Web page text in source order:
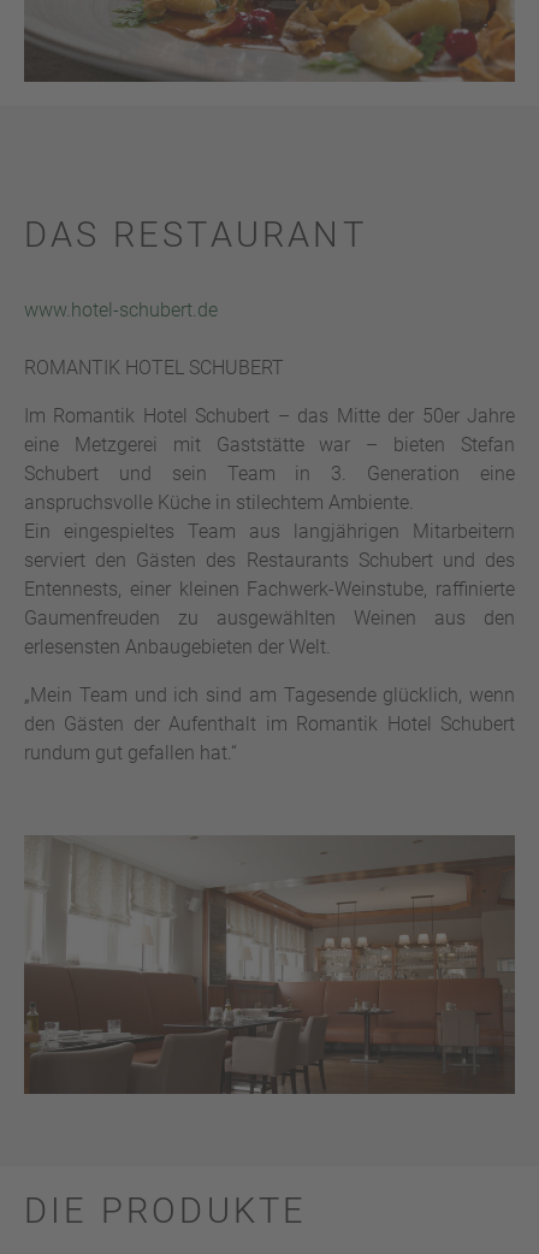
DAS RESTAURANT
www.hotel-schubert.de
ROMANTIK HOTEL SCHUBERT
Im Romantik Hotel Schubert – das Mitte der 50er Jahre
eine Metzgerei mit Gaststätte war – bieten Stefan
Schubert und sein Team in 3. Generation eine
anspruchsvolle Küche in stilechtem Ambiente.
Ein eingespieltes Team aus langjährigen Mitarbeitern
serviert den Gästen des Restaurants Schubert und des
Entennests, einer kleinen Fachwerk-Weinstube, raffinierte
Gaumenfreuden zu ausgewählten Weinen aus den
erlesensten Anbaugebieten der Welt.
„Mein Team und ich sind am Tagesende glücklich, wenn
den Gästen der Aufenthalt im Romantik Hotel Schubert
rundum gut gefallen hat.“
DIE PRODUKTE